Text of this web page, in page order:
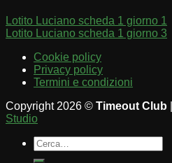
Lotito Luciano scheda 1 giorno 1
Lotito Luciano scheda 1 giorno 3
Cookie policy
Privacy policy
Termini e condizioni
Copyright 2026 © Timeout Club
Studio